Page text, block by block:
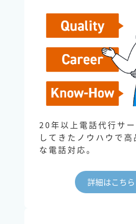
20年以上電話代行サ
してきたノウハウで高
な電話対応。
詳細はこちら